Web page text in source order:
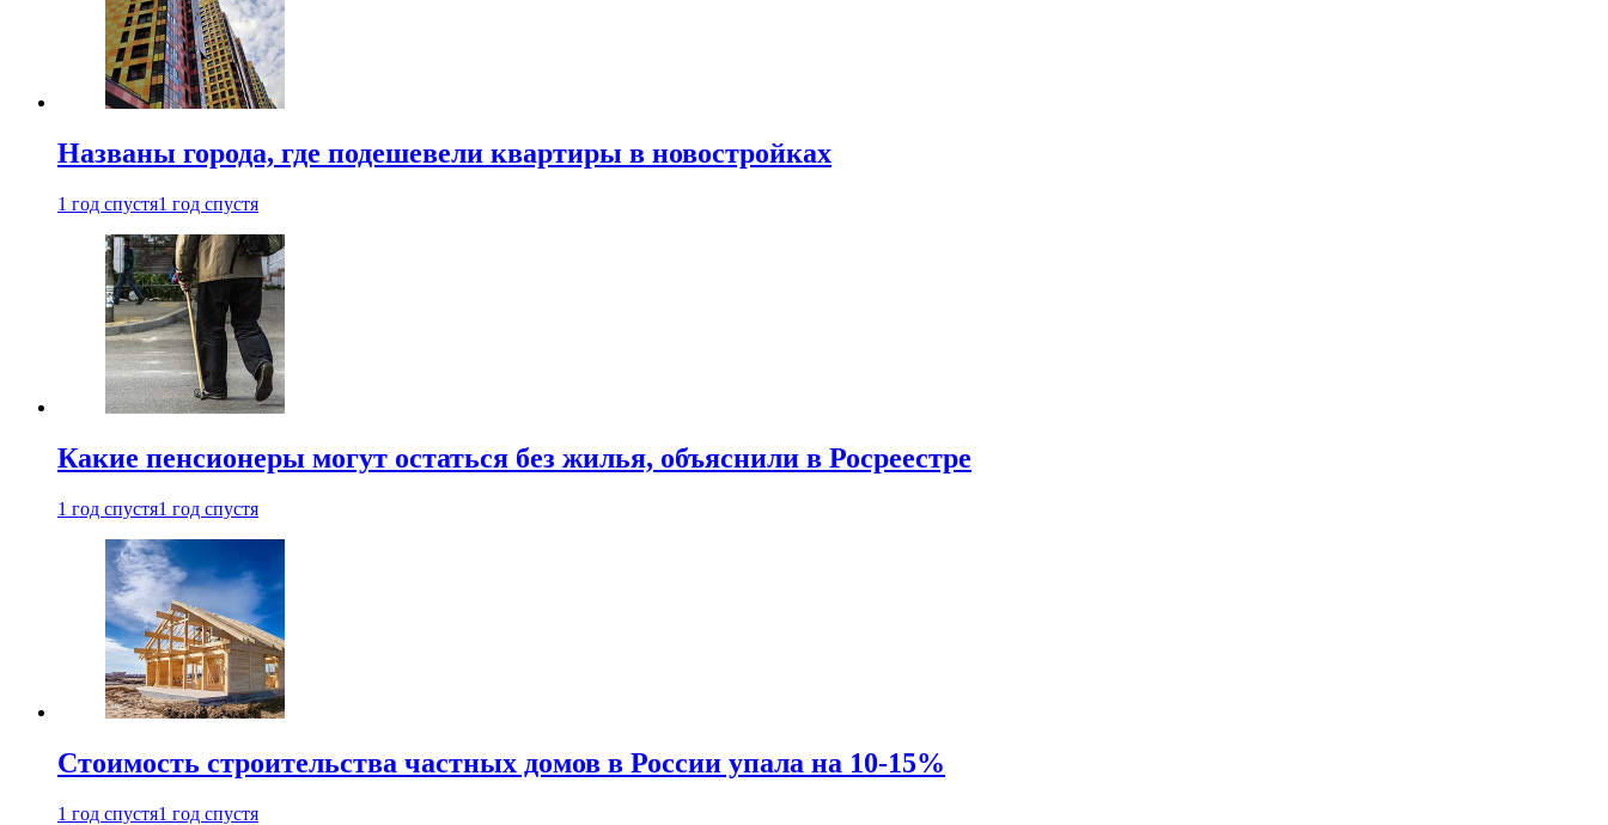
Названы города, где подешевели квартиры в новостройках
1 год спустя1 год спустя
Какие пенсионеры могут остаться без жилья, объяснили в Росреестре
1 год спустя1 год спустя
Стоимость строительства частных домов в России упала на 10-15%
1 год спустя1 год спустя